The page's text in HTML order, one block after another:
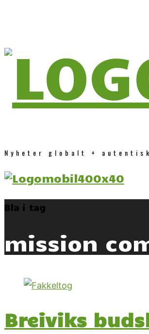
Nyheter globalt +
Bla i tag
mission
Breiviks